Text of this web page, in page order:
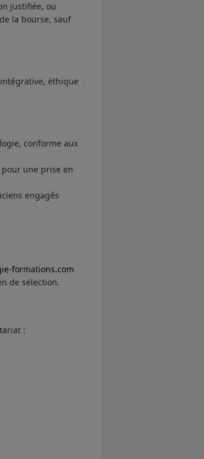
justifiée, ou
la bourse, sauf
éthique
conforme aux
une prise en
engagés
formations.com
de sélection.
: